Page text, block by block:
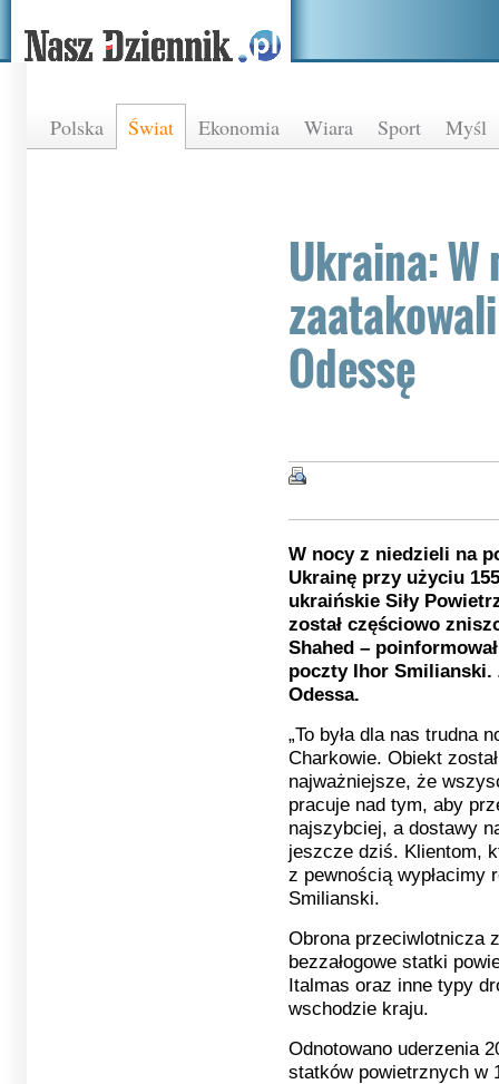
Polska Świat Ekonomia Wiara Sport Myśl
Ukraina: W
Odessę
W nocy z niedzieli na
Ukrainę przy użyciu
ukraińskie Siły
został częściowo
Shahed –
poczty Ihor Smilianski.
Odessa.
„To była dla nas trudna
Charkowie. Obiekt
najważniejsze, że
pracuje nad tym, aby
najszybciej, a dostawy
jeszcze dziś. Klientom,
z pewnością wypłacimy
Smilianski.
Obrona przeciwlotnicza
bezzałogowe statki
Italmas oraz inne typy
wschodzie kraju.
Odnotowano uderzenia
statków powietrznych w